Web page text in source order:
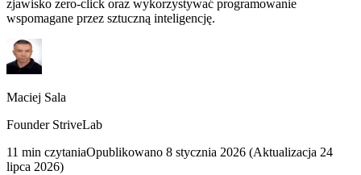
zjawisko zero-click oraz wykorzystywać programowanie
wspomagane przez sztuczną inteligencję.
Maciej Sala
Founder StriveLab
11 min czytaniaOpublikowano 8 stycznia 2026 (Aktualizacja 24
lipca 2026)